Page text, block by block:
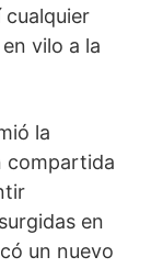
vilo a la
la
compartida
en
un nuevo